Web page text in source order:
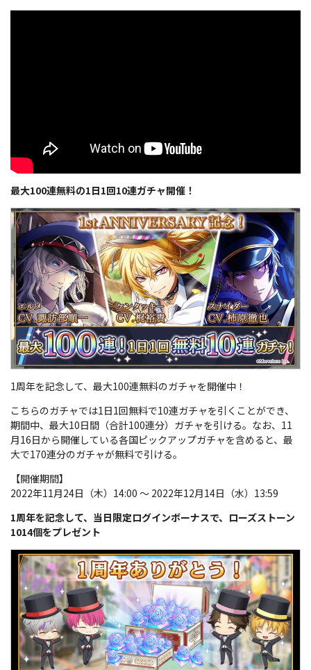
最大100連無料の1日1回10連ガチャ開催！
1周年を記念して、最大100連無料のガチャを開催中！
こちらのガチャでは1日1回無料で10連ガチャを引くことができ、
期間中、最大10日間（合計100連分）ガチャを引ける。なお、11
月16日から開催している各国ピックアップガチャを含めると、最
大で170連分のガチャが無料で引ける。
【開催期間】
2022年11月24日（木）14:00 ～ 2022年12月14日（水）13:59
1周年を記念して、当日限定ログインボーナスで、ローズストーン
1014個をプレゼント